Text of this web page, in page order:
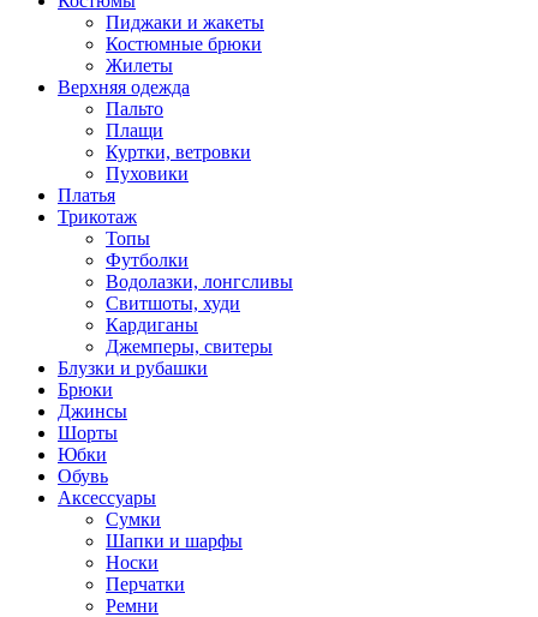
Пиджаки и жакеты
Костюмные брюки
Жилеты
Верхняя одежда
Пальто
Плащи
Куртки, ветровки
Пуховики
Платья
Трикотаж
Топы
Футболки
Водолазки, лонгсливы
Свитшоты, худи
Кардиганы
Джемперы, свитеры
Блузки и рубашки
Брюки
Джинсы
Шорты
Юбки
Обувь
Аксессуары
Сумки
Шапки и шарфы
Носки
Перчатки
Ремни